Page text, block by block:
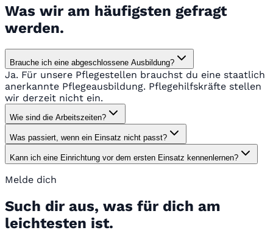
Was wir am häufigsten gefragt
werden.
Brauche ich eine abgeschlossene Ausbildung?
Ja. Für unsere Pflegestellen brauchst du eine staatlich
anerkannte Pflegeausbildung. Pflegehilfskräfte stellen
wir derzeit nicht ein.
Wie sind die Arbeitszeiten?
Was passiert, wenn ein Einsatz nicht passt?
Kann ich eine Einrichtung vor dem ersten Einsatz kennenlernen?
Melde dich
Such dir aus, was für dich am
leichtesten ist.